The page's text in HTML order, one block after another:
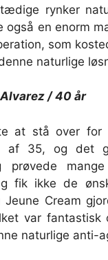
rynker
også en enorm
som
naturlige
/ 40 år
at stå over for
af ​​35, og det
prøvede mange
fik ikke de
Jeune Cream
var fantastisk
naturlige anti-